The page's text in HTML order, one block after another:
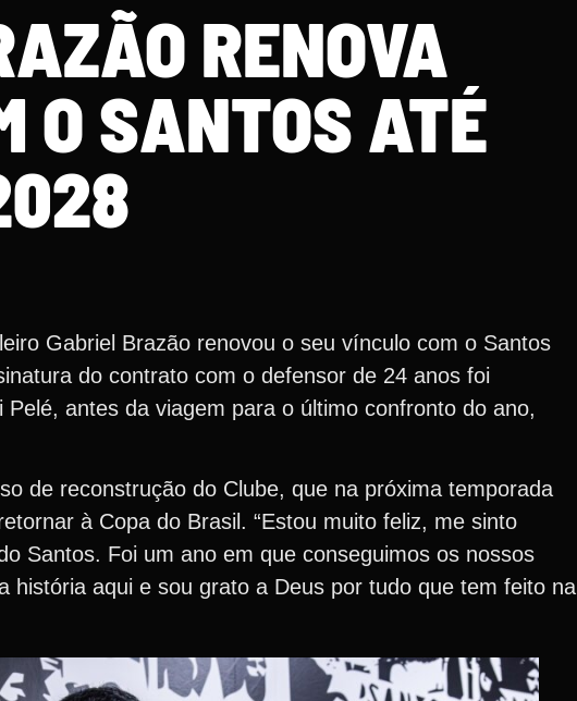
RENOVA
O SANTOS ATÉ
Gabriel Brazão renovou o seu vínculo com o Santos
do contrato com o defensor de 24 anos foi
antes da viagem para o último confronto do ano,
de reconstrução do Clube, que na próxima temporada
à Copa do Brasil. “Estou muito feliz, me sinto
Santos. Foi um ano em que conseguimos os nossos
história aqui e sou grato a Deus por tudo que tem feito na